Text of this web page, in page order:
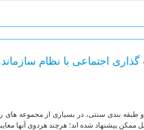
اجتماعی با نظام
بندی سنتی، در بسیاری از مجموعه های
ممکن پیشنهاد شده اند؛ هرچند هردوی آنها